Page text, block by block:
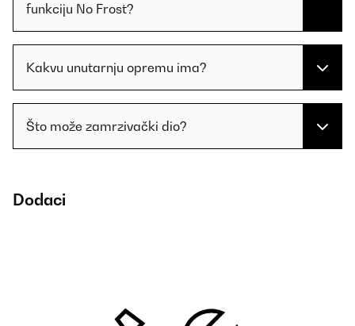
funkciju No Frost?
Kakvu unutarnju opremu ima?
Što može zamrzivački dio?
Dodaci